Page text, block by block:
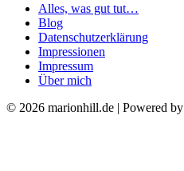
Alles, was gut tut…
Blog
Datenschutzerklärung
Impressionen
Impressum
Über mich
© 2026 marionhill.de | Powered by